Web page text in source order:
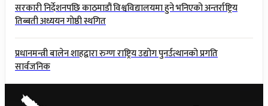
सरकारी निर्देशनपछि काठमाडौं विश्वविद्यालयमा हुने भनिएको अन्तर्राष्ट्रिय
तिब्बती अध्ययन गोष्ठी स्थगित
प्रधानमन्त्री बालेन शाहद्वारा रुग्ण राष्ट्रिय उद्योग पुनर्उत्थानको प्रगति
सार्वजनिक